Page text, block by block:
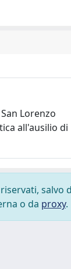
Lorenzo
all'ausilio di
salvo
o da proxy.